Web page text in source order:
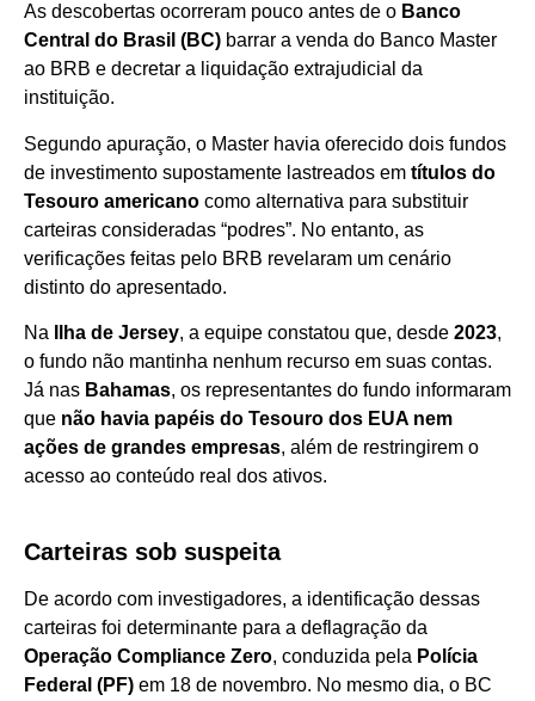
As descobertas ocorreram pouco antes de o Banco
Central do Brasil (BC) barrar a venda do Banco Master
ao BRB e decretar a liquidação extrajudicial da
instituição.
Segundo apuração, o Master havia oferecido dois fundos
de investimento supostamente lastreados em títulos do
Tesouro americano como alternativa para substituir
carteiras consideradas “podres”. No entanto, as
verificações feitas pelo BRB revelaram um cenário
distinto do apresentado.
Na Ilha de Jersey, a equipe constatou que, desde 2023,
o fundo não mantinha nenhum recurso em suas contas.
Já nas Bahamas, os representantes do fundo informaram
que não havia papéis do Tesouro dos EUA nem
ações de grandes empresas, além de restringirem o
acesso ao conteúdo real dos ativos.
Carteiras sob suspeita
De acordo com investigadores, a identificação dessas
carteiras foi determinante para a deflagração da
Operação Compliance Zero, conduzida pela Polícia
Federal (PF) em 18 de novembro. No mesmo dia, o BC